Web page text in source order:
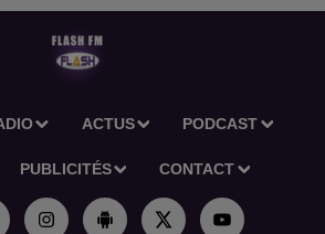
ACTUS PODCAST
PUBLICITÉS CONTACT